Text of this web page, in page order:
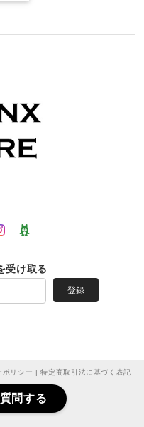
受け取る
登録
ポリシー |特定商取引法に基づく表記
問する